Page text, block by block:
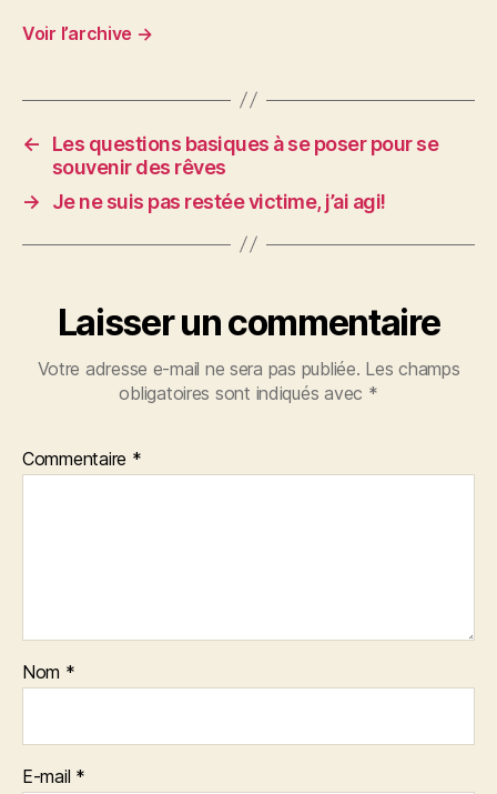
Voir l’archive →
←
Les questions basiques à se poser pour se
souvenir des rêves
→
Je ne suis pas restée victime, j’ai agi!
Laisser un commentaire
Votre adresse e-mail ne sera pas publiée. Les champs
obligatoires sont indiqués avec *
Commentaire *
Nom *
E-mail *